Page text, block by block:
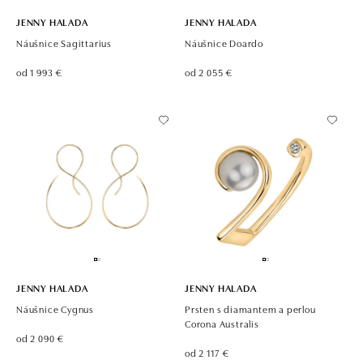
JENNY HALADA
Náušnice Sagittarius
od 1 993 €
JENNY HALADA
Náušnice Doardo
od 2 055 €
JENNY HALADA
Náušnice Cygnus
od 2 090 €
JENNY HALADA
Prsten s diamantem a perlou
Corona Australis
od 2 117 €